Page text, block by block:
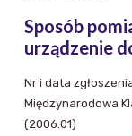
Sposób
urządzenie
Nr i data
Międzynarodowa
(2006.01)